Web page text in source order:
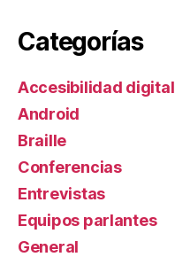
Categorías
Accesibilidad digital
Android
Braille
Conferencias
Entrevistas
Equipos parlantes
General